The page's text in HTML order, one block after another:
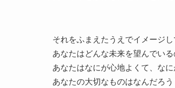
それをふまえたうえでイメージし
あなたはどんな未来を望んでいる
あなたはなにが心地よくて、なに
あなたの大切なものはなんだろう